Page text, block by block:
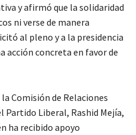
y afirmó que la solidaridad
ni verse de manera
al pleno y a la presidencia
acción concreta en favor de
Comisión de Relaciones
Liberal, Rashid Mejía,
ha recibido apoyo